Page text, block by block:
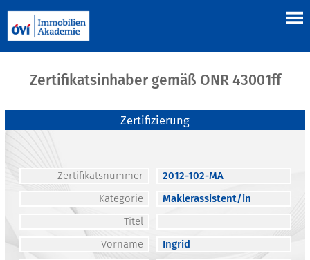
Zertifikatsinhaber gemäß ONR 43001ff
Zertifizierung
Zertifikatsnummer
2012-102-MA
Kategorie
Maklerassistent/in
Titel
Vorname
Ingrid